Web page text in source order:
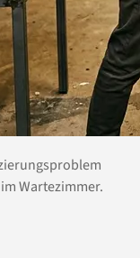
Wartezimmer.